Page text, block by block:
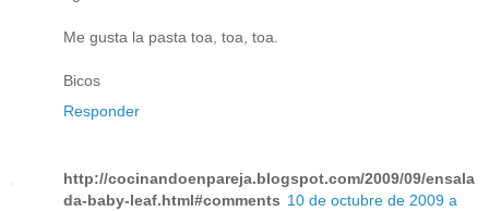
Me gusta la pasta toa, toa, toa.
Bicos
Responder
http://cocinandoenpareja.blogspot.com/2009/09/ensala
da-baby-leaf.html#comments 10 de octubre de 2009 a